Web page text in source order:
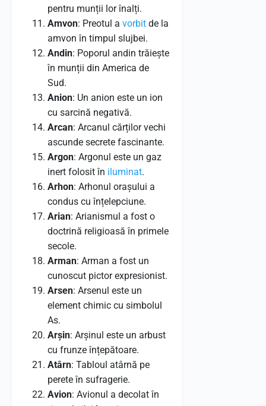
pentru munții lor înalți.
Amvon: Preotul a vorbit de la
amvon în timpul slujbei.
Andin: Poporul andin trăiește
în munții din America de
Sud.
Anion: Un anion este un ion
cu sarcină negativă.
Arcan: Arcanul cărților vechi
ascunde secrete fascinante.
Argon: Argonul este un gaz
inert folosit în iluminat.
Arhon: Arhonul orașului a
condus cu înțelepciune.
Arian: Arianismul a fost o
doctrină religioasă în primele
secole.
Arman: Arman a fost un
cunoscut pictor expresionist.
Arsen: Arsenul este un
element chimic cu simbolul
As.
Arșin: Arșinul este un arbust
cu frunze înțepătoare.
Atârn: Tabloul atârnă pe
perete în sufragerie.
Avion: Avionul a decolat în